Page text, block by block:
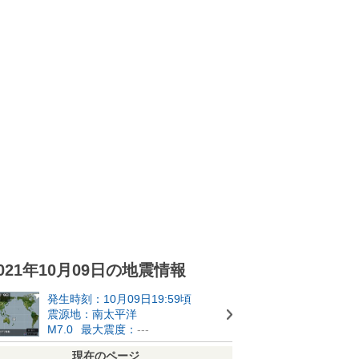
年10月09日の地震情報
発生時刻：10月09日19:59頃
震源地：南太平洋
M7.0
最大震度： ---
現在のページ